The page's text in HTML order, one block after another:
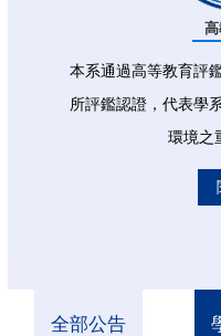
本系通過高等教育評
所評鑑認證，代表學
環境之
全部公告